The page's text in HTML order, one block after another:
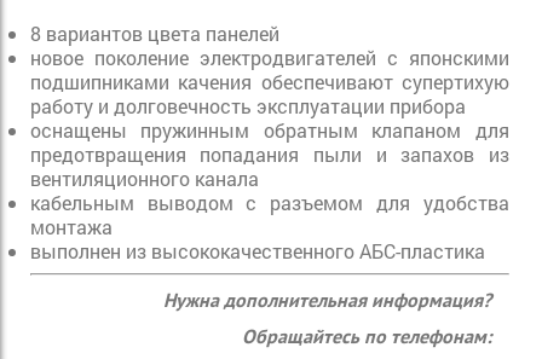
8 вариантов цвета панелей
новое поколение электродвигателей с японскими
подшипниками качения обеспечивают супертихую
работу и долговечность эксплуатации прибора
оснащены пружинным обратным клапаном для
предотвращения попадания пыли и запахов из
вентиляционного канала
кабельным выводом с разъемом для удобства
монтажа
выполнен из высококачественного АБС-пластика
Нужна дополнительная информация?
Обращайтесь по телефонам: